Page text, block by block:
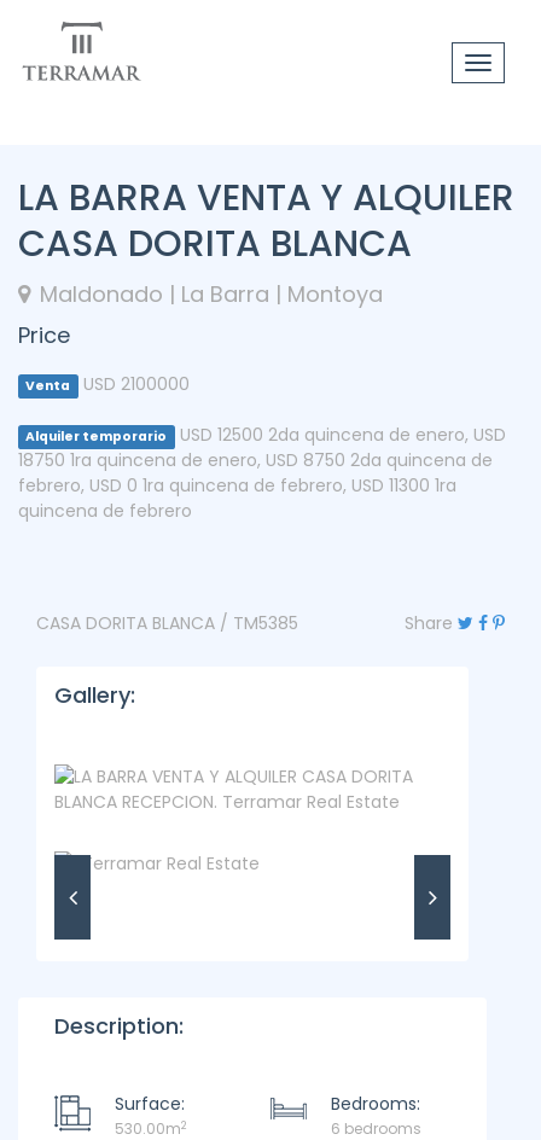
Toggle
LA BARRA VENTA Y ALQUILER
CASA DORITA BLANCA
Maldonado | La Barra | Montoya
Price
Venta USD 2100000
Alquiler temporario USD 12500 2da quincena de enero, USD
18750 1ra quincena de enero, USD 8750 2da quincena de
febrero, USD 0 1ra quincena de febrero, USD 11300 1ra
quincena de febrero
CASA DORITA BLANCA / TM5385 Share
Gallery:
Description:
Surface:
530.00m2
Bedrooms:
6 bedrooms